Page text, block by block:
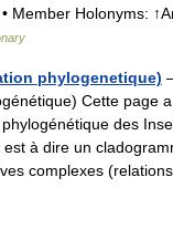
Member Holonyms:
phylogenetique)
Cette page
des
à dire un
complexes